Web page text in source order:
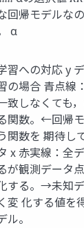
回帰モデルな
α
習への対応 y
の場合 青点線
致しなくても
関数。←回帰
関数を 期待
x 赤実線：全
が観測データ
する。→未知
変 化する値を
ル。